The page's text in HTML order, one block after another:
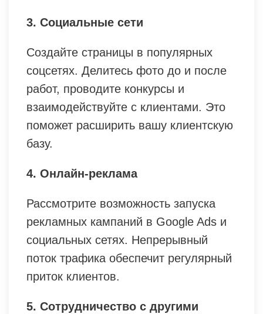
3. Социальные сети
Создайте страницы в популярных
соцсетях. Делитесь фото до и после
работ, проводите конкурсы и
взаимодействуйте с клиентами. Это
поможет расширить вашу клиентскую
базу.
4. Онлайн-реклама
Рассмотрите возможность запуска
рекламных кампаний в Google Ads и
социальных сетях. Непрерывный
поток трафика обеспечит регулярный
приток клиентов.
5. Сотрудничество с другими